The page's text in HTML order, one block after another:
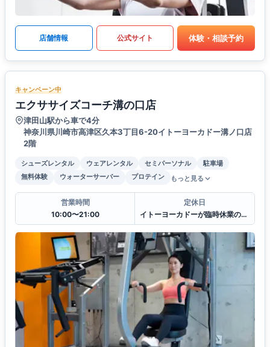
店舗情報 公式サイト 体験・相談予約
キャンペーン中
エクササイズコーチ溝の口店
津田山駅から車で4分
神奈川県川崎市高津区久本3丁目6-20イトーヨーカドー溝ノ口店
2階
シューズレンタル ウェアレンタル セミパーソナル
駐車場
無料体験
ウォーターサーバー プロテイン もっと見る
営業時間
10:00〜21:00
定休日
イトーヨーカドーが臨時休業の場合は当店も休業とさせていただきます。